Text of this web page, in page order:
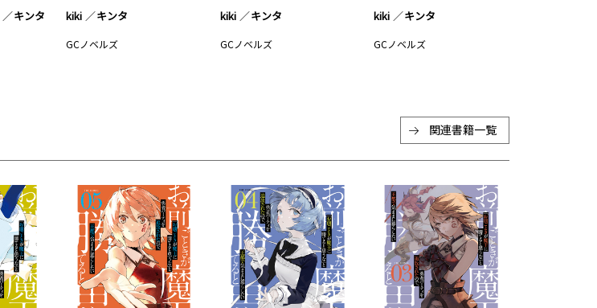
キンタ kiki キンタ
GCノベルズ
kiki キンタ
GCノベルズ
kiki キンタ
GCノベルズ
関連書籍一覧